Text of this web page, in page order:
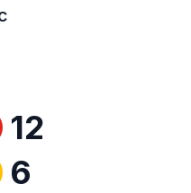
12
6